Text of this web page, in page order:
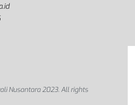
Nusantara 2023. All rights